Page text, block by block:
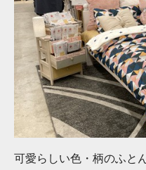
可愛らしい色・柄のふと